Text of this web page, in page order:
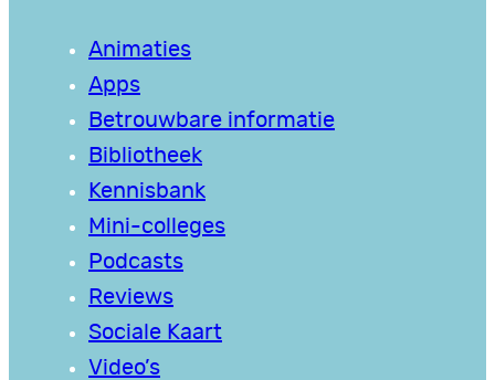
Animaties
Apps
Betrouwbare informatie
Bibliotheek
Kennisbank
Mini-colleges
Podcasts
Reviews
Sociale Kaart
Video’s